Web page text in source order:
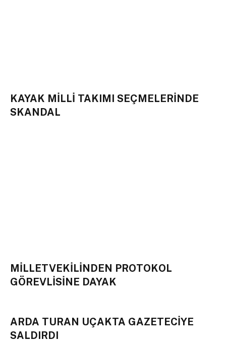
KAYAK MİLLİ TAKIMI SEÇMELERİNDE
SKANDAL
MİLLETVEKİLİNDEN PROTOKOL
GÖREVLİSİNE DAYAK
ARDA TURAN UÇAKTA GAZETECİYE
SALDIRDI